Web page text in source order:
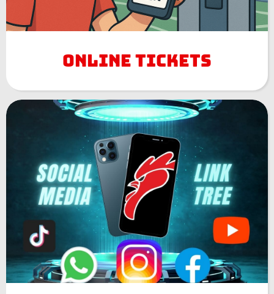
Online Tickets